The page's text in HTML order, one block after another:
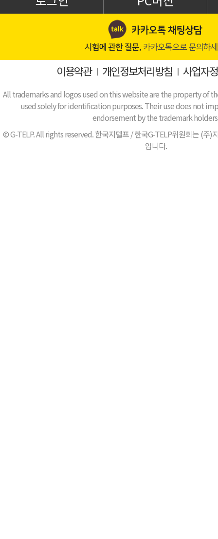
이용약관I 개인정보처리방침 I 사업자
All trademarks and logos used on this website are the property of
used solely for identification purposes. Their use does not
endorsement by the trademark
© G-TELP. All rights reserved. 한국지텔프 / 한국G-TELP위원회는 (주)
입니다.